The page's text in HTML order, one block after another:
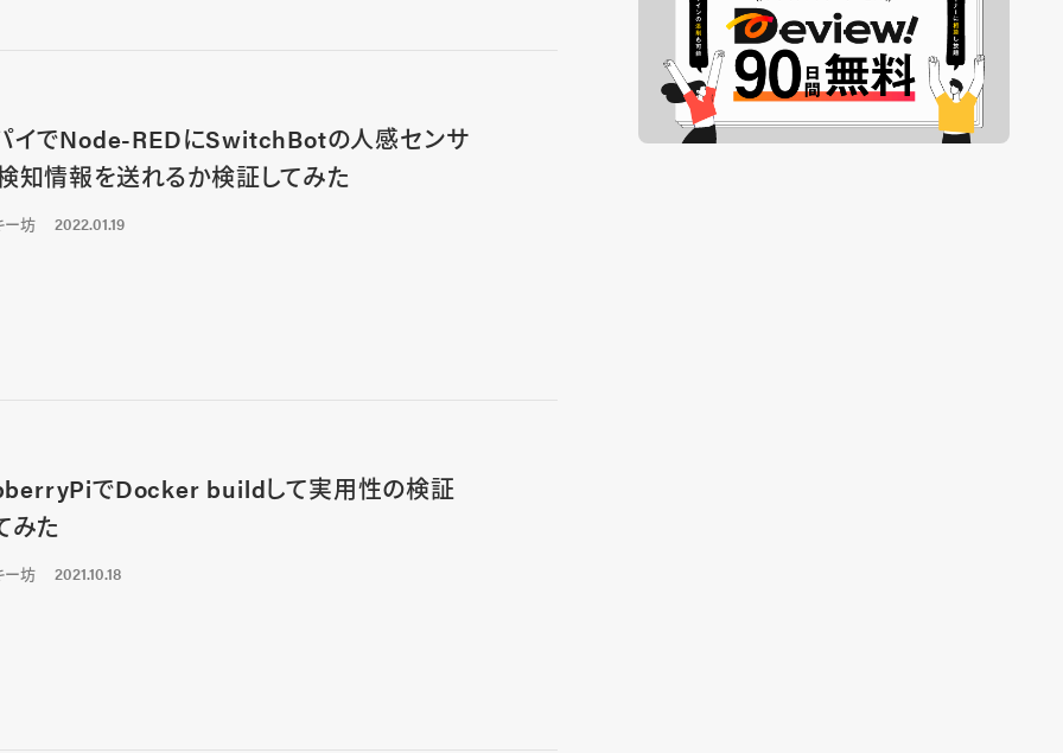
イでNode-REDにSwitchBotの人感センサ
知情報を送れるか検証してみた
ー坊 2022.01.19
でDocker buildして実用性の検証
みた
ー坊 2021.10.18